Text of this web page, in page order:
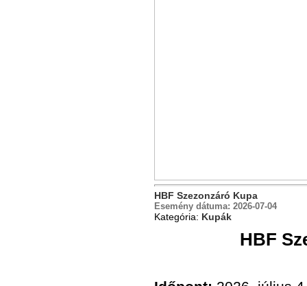
HBF Szezonzáró Kupa
Esemény dátuma: 2026-07-04
Kategória: Kupák
HBF